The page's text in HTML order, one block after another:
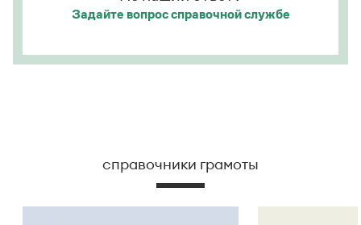
Задайте вопроссправочной службе
справочники грамоты